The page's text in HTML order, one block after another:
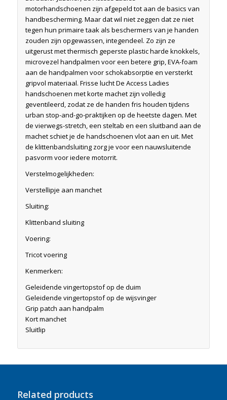
motorhandschoenen zijn afgepeld tot aan de basics van
handbescherming. Maar dat wil niet zeggen dat ze niet
tegen hun primaire taak als beschermers van je handen
zouden zijn opgewassen, integendeel. Zo zijn ze
uitgerust met thermisch geperste plastic harde knokkels,
microvezel handpalmen voor een betere grip, EVA-foam
aan de handpalmen voor schokabsorptie en versterkt
gripvol materiaal. Frisse lucht De Access Ladies
handschoenen met korte machet zijn volledig
geventileerd, zodat ze de handen fris houden tijdens
urban stop-and-go-praktijken op de heetste dagen. Met
de vierwegs-stretch, een steltab en een sluitband aan de
machet schiet je de handschoenen vlot aan en uit. Met
de klittenbandsluiting zorg je voor een nauwsluitende
pasvorm voor iedere motorrit.
Verstelmogelijkheden:
Verstellipje aan manchet
Sluiting:
Klittenband sluiting
Voering:
Tricot voering
Kenmerken:
Geleidende vingertopstof op de duim
Geleidende vingertopstof op de wijsvinger
Grip patch aan handpalm
Kort manchet
Sluitlip
Related products